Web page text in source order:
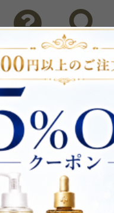
ザ・コンセント
問い合わせ 検索
ントプレゼント！
ランキング ブ